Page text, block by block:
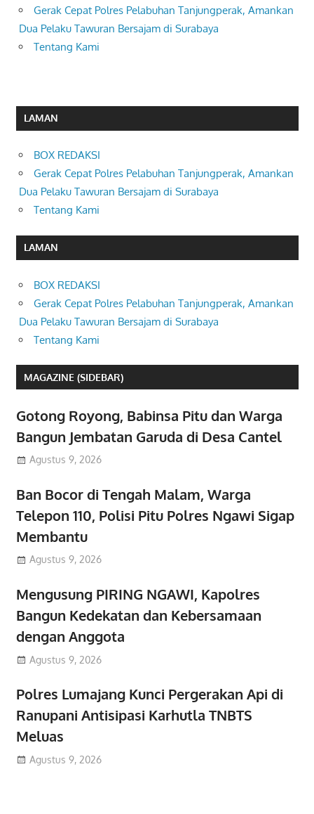
Gerak Cepat Polres Pelabuhan Tanjungperak, Amankan
Dua Pelaku Tawuran Bersajam di Surabaya
Tentang Kami
LAMAN
BOX REDAKSI
Gerak Cepat Polres Pelabuhan Tanjungperak, Amankan
Dua Pelaku Tawuran Bersajam di Surabaya
Tentang Kami
LAMAN
BOX REDAKSI
Gerak Cepat Polres Pelabuhan Tanjungperak, Amankan
Dua Pelaku Tawuran Bersajam di Surabaya
Tentang Kami
MAGAZINE (SIDEBAR)
Gotong Royong, Babinsa Pitu dan Warga
Bangun Jembatan Garuda di Desa Cantel
Agustus 9, 2026
Ban Bocor di Tengah Malam, Warga
Telepon 110, Polisi Pitu Polres Ngawi Sigap
Membantu
Agustus 9, 2026
Mengusung PIRING NGAWI, Kapolres
Bangun Kedekatan dan Kebersamaan
dengan Anggota
Agustus 9, 2026
Polres Lumajang Kunci Pergerakan Api di
Ranupani Antisipasi Karhutla TNBTS
Meluas
Agustus 9, 2026